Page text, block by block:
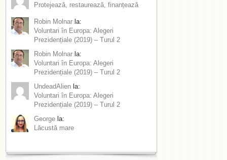
Protejează, restaurează, finanțează
Robin Molnar la:
Voluntari în Europa: Alegeri
Prezidențiale (2019) – Turul 2
Robin Molnar la:
Voluntari în Europa: Alegeri
Prezidențiale (2019) – Turul 2
UndeadAlien la:
Voluntari în Europa: Alegeri
Prezidențiale (2019) – Turul 2
George la:
Lăcustă mare